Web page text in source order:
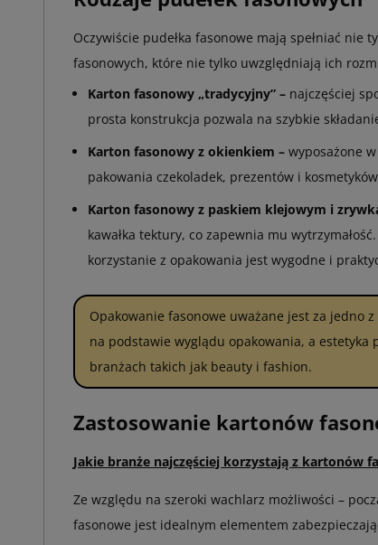
Oczywiście pudełka fasonowe mają spełniać
fasonowych, które nie tylko uwzględniają ich
Karton fasonowy „tradycyjny” – najczęściej
prosta konstrukcja pozwala na szybkie
Karton fasonowy z okienkiem – wyposażone
pakowania czekoladek, prezentów i
Karton fasonowy z paskiem klejowym i
kawałka tektury, co zapewnia mu
korzystanie z opakowania jest wygodne i
Opakowanie fasonowe uważane jest za jedno
na podstawie wyglądu opakowania, a estetyka
branżach takich jak beauty i fashion.
Zastosowanie kartonów
Jakie branże najczęściej korzystają z kartonów
Ze względu na szeroki wachlarz możliwości –
fasonowe jest idealnym elementem